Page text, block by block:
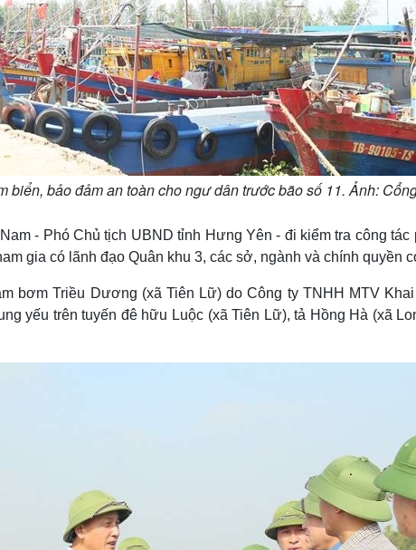
biển, bảo đảm an toàn cho ngư dân trước bão số 11. Ảnh:
- Phó Chủ tịch UBND tỉnh Hưng Yên - đi kiểm tra công tác
gia có lãnh đạo Quân khu 3, các sở, ngành và chính quyền
bơm Triều Dương (xã Tiên Lữ) do Công ty TNHH MTV
yếu trên tuyến đê hữu Luộc (xã Tiên Lữ), tả Hồng Hà (xã